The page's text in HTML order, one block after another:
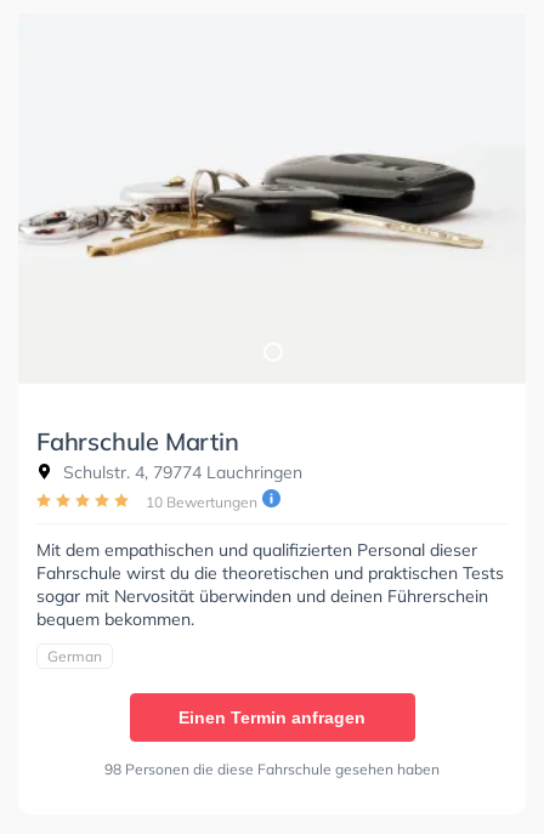
Fahrschule Martin
Schulstr. 4, 79774 Lauchringen
10 Bewertungen
Mit dem empathischen und qualifizierten Personal dieser
Fahrschule wirst du die theoretischen und praktischen Tests
sogar mit Nervosität überwinden und deinen Führerschein
bequem bekommen.
German
Einen Termin anfragen
98 Personen die diese Fahrschule gesehen haben